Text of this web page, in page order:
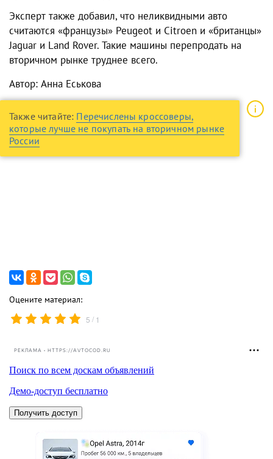
Эксперт также добавил, что неликвидными авто
считаются «французы» Peugeot и Citroen и «британцы»
Jaguar и Land Rover. Такие машины перепродать на
вторичном рынке труднее всего.
Автор: Анна Еськова
Также читайте: Перечислены кроссоверы,
которые лучше не покупать на вторичном рынке
России
Оцените материал:
5 / 1
РЕКЛАМА • HTTPS://AVTOCOD.RU